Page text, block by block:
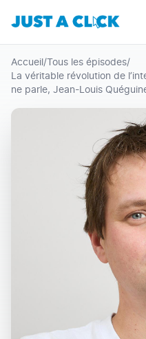
Accueil / Tous les épisodes/
La véritable révolution de
ne parle, Jean-Louis